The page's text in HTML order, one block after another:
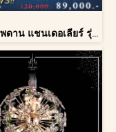
โคมไฟเพดาน แชนเดอเลียร์ รุ่น 183586